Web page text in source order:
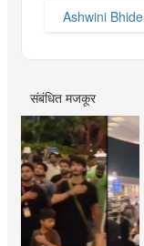
Ashwini Bhide
संबंधित मजकूर